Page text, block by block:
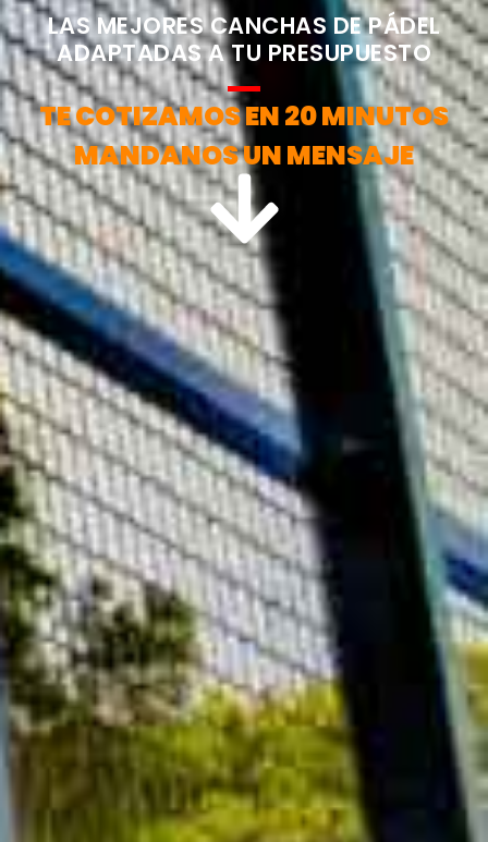
LAS MEJORES CANCHAS DE PÁDEL
ADAPTADAS A TU PRESUPUESTO
TE COTIZAMOS EN 20 MINUTOS
MANDANOS UN MENSAJE